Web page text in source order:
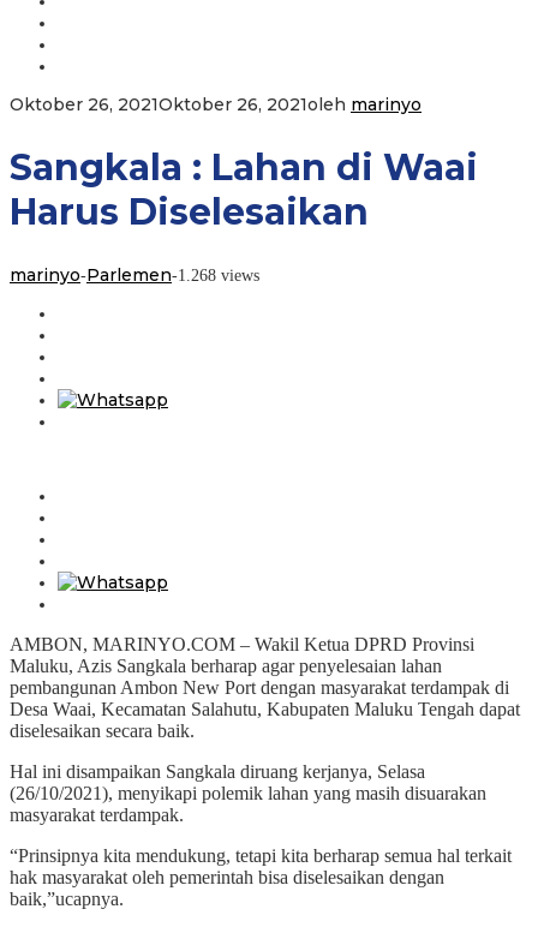
Oktober 26, 2021Oktober 26, 2021oleh marinyo
Sangkala : Lahan di Waai
Harus Diselesaikan
marinyo-Parlemen-1.268 views
AMBON, MARINYO.COM – Wakil Ketua DPRD Provinsi
Maluku, Azis Sangkala berharap agar penyelesaian lahan
pembangunan Ambon New Port dengan masyarakat terdampak di
Desa Waai, Kecamatan Salahutu, Kabupaten Maluku Tengah dapat
diselesaikan secara baik.
Hal ini disampaikan Sangkala diruang kerjanya, Selasa
(26/10/2021), menyikapi polemik lahan yang masih disuarakan
masyarakat terdampak.
“Prinsipnya kita mendukung, tetapi kita berharap semua hal terkait
hak masyarakat oleh pemerintah bisa diselesaikan dengan
baik,”ucapnya.